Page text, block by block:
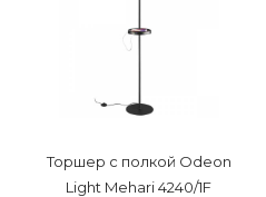
Торшер с полкой Odeon
Light Mehari 4240/1F